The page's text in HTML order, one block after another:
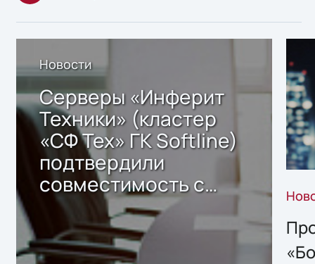
Новости
Серверы «Инферит
Техники» (кластер
«СФ Тех» ГК Softline)
подтвердили
совместимость с
решением Sharx
Storage 2.x для
хранения данных